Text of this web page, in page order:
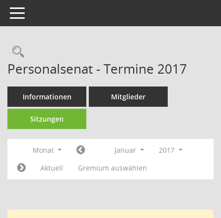
Toggle navigation
Rechercheauswahl
Personalsenat - Termine 2017
Informationen Mitglieder
Sitzungen
Monat Januar
2017
Aktuell
Gremium auswählen